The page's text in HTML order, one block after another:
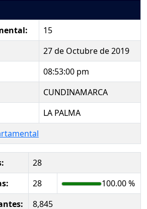
15
27 de Octubre de 2019
08:53:00 pm
CUNDINAMARCA
LA PALMA
28
28
100.00 %
8,845